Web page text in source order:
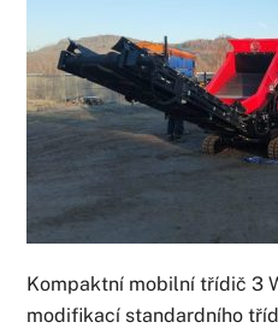
Kompaktní mobilní třídič 3
modifikací standardního